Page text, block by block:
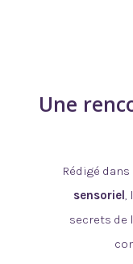
Une
Rédigé
sensoriel,
secrets de